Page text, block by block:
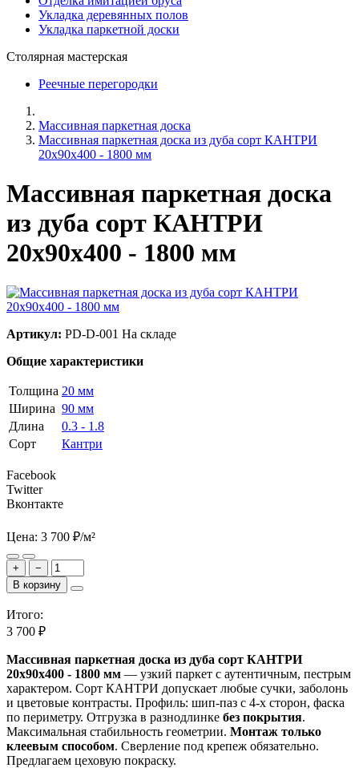
Укладка деревянных полов
Укладка паркетной доски
Столярная мастерская
Реечные перегородки
Массивная паркетная доска
Массивная паркетная доска из дуба сорт КАНТРИ
20x90x400 - 1800 мм
Массивная паркетная доска
из дуба сорт КАНТРИ
20x90x400 - 1800 мм
Артикул: PD-D-001 На складе
Общие характеристики
Толщина 20 мм
Ширина 90 мм
Длина
0.3 - 1.8
Сорт
Кантри
Facebook
Twitter
Вконтакте
Цена: 3 700 ₽/м²
+
−
В корзину
Итого:
3 700 ₽
Массивная паркетная доска из дуба сорт КАНТРИ
20x90x400 - 1800 мм — узкий паркет с аутентичным, пестрым
характером. Сорт КАНТРИ допускает любые сучки, заболонь
и цветовые контрасты. Профиль: шип-паз с 4-х сторон, фаска
по периметру. Отгрузка в разнодлинке без покрытия.
Максимальная стабильность геометрии. Монтаж только
клеевым способом. Сверление под крепеж обязательно.
Предлагаем цеховую покраску.